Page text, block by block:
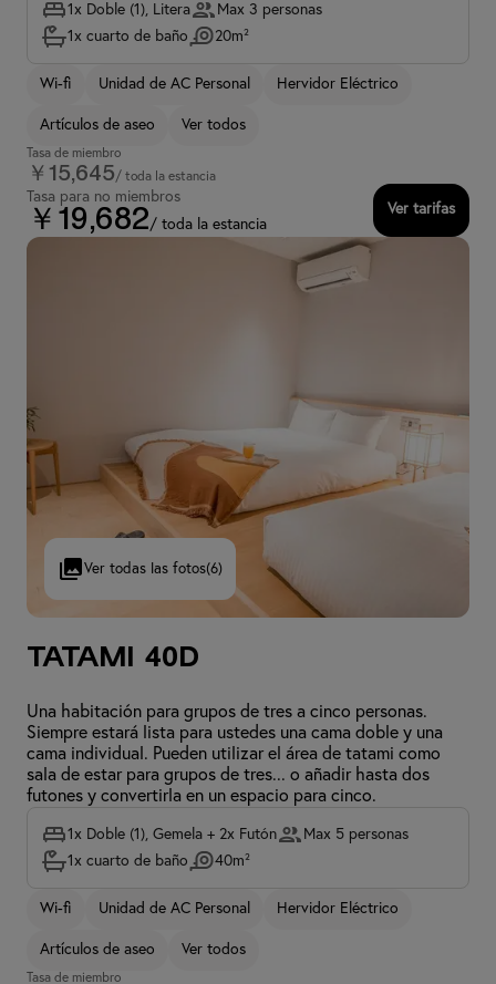
1x Doble (1), Litera
Max 3 personas
1x cuarto de baño
20m²
Wi-fi Unidad de AC Personal Hervidor Eléctrico
Artículos de aseo Ver todos
Tasa de miembro
￥15,645/ toda la estancia
Tasa para no miembros
￥19,682/ toda la estancia
Ver tarifas
Ver todas las fotos(6)
Tatami 40D
Una habitación para grupos de tres a cinco personas.
Siempre estará lista para ustedes una cama doble y una
cama individual. Pueden utilizar el área de tatami como
sala de estar para grupos de tres... o añadir hasta dos
futones y convertirla en un espacio para cinco.
1x Doble (1), Gemela + 2x Futón
Max 5 personas
1x cuarto de baño
40m²
Wi-fi Unidad de AC Personal Hervidor Eléctrico
Artículos de aseo Ver todos
Tasa de miembro